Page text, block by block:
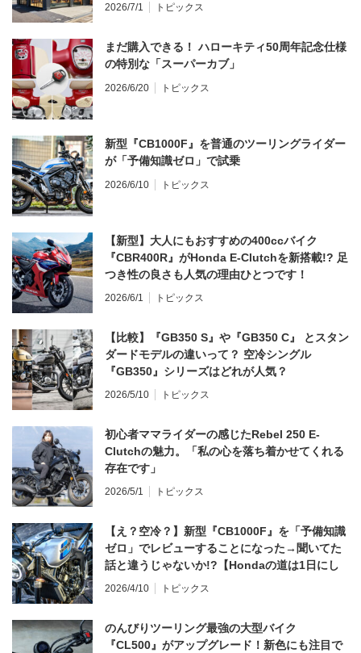
2026/7/1 トピックス
まだ購入できる！ ハローキティ50周年記念仕様
の特別な「スーパーカブ」
2026/6/20 トピックス
新型『CB1000F』を普通のツーリングライダー
が「予備知識ゼロ」で試乗
2026/6/10 トピックス
【新型】大人にもおすすめの400ccバイク
『CBR400R』がHonda E-Clutchを新搭載!? 足
つき性の良さも人気の理由ひとつです！
2026/6/1 トピックス
【比較】『GB350 S』や『GB350 C』 とスタン
ダードモデルの違いって？ 空冷シングル
『GB350』シリーズはどれが人気？
2026/5/10 トピックス
初心者ママライダーの感じたRebel 250 E-
Clutchの魅力。「私の心を落ち着かせてくれる
存在です」
2026/5/1 トピックス
【え？空冷？】新型『CB1000F』を「予備知識
ゼロ」でレビューすることになった→聞いてた
話と違うじゃないか!?【Hondaの道は1日にし
てならず／CB1000F ①第一印象 編】
2026/4/10 トピックス
のんびりツーリング最強の大型バイク
『CL500』がアップグレード！新色にも注目で